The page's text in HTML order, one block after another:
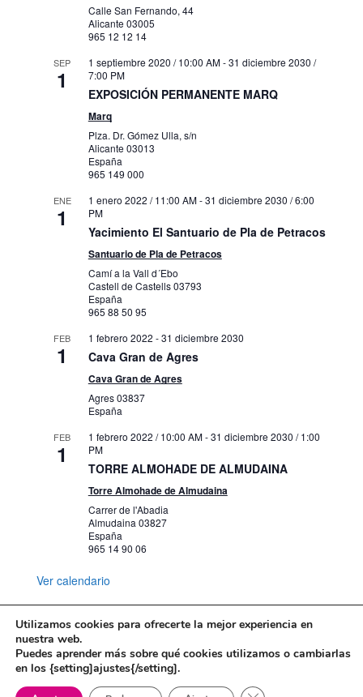
Calle San Fernando, 44
Alicante 03005
965 12 12 14
SEP
1
1 septiembre 2020 / 10:00 AM-31 diciembre 2030 /
7:00 PM
EXPOSICIÓN PERMANENTE MARQ
Marq
Plza. Dr. Gómez Ulla, s/n
Alicante 03013
España
965 149 000
ENE
1
1 enero 2022 / 11:00 AM-31 diciembre 2030 / 6:00
PM
Yacimiento El Santuario de Pla de Petracos
Santuario de Pla de Petracos
Camí a la Vall d´Ebo
Castell de Castells03793
España
965 88 50 95
FEB
1
1 febrero 2022 -31 diciembre 2030
Cava Gran de Agres
Cava Gran de Agres
Agres03837
España
FEB
1
1 febrero 2022 / 10:00 AM-31 diciembre 2030 / 1:00
PM
TORRE ALMOHADE DE ALMUDAINA
Torre Almohade de Almudaina
Carrer de l'Abadia
Almudaina 03827
España
965 14 90 06
Ver calendario
Mapa web
Política de Privacidad
Politica de cookies
Utilizamos cookies para ofrecerte la mejor experiencia en
nuestra web.
Puedes aprender más sobre qué cookies utilizamos o cambiarlas
en los {setting]ajustes{/setting].